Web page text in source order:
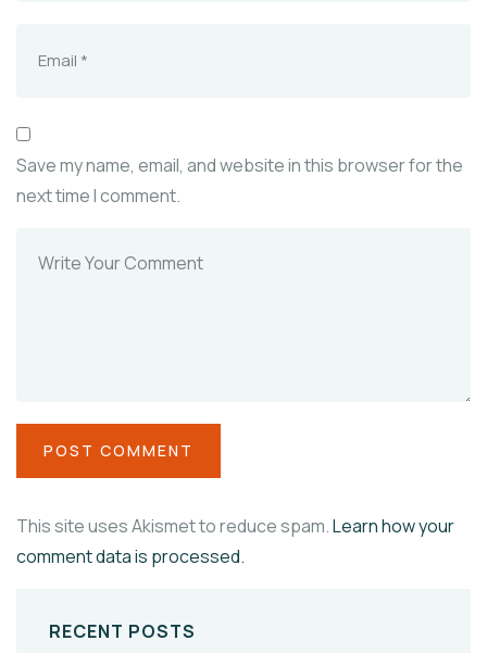
Save my name, email, and website in this browser for the
next time I comment.
This site uses Akismet to reduce spam.Learn how your
comment data is processed.
RECENT POSTS